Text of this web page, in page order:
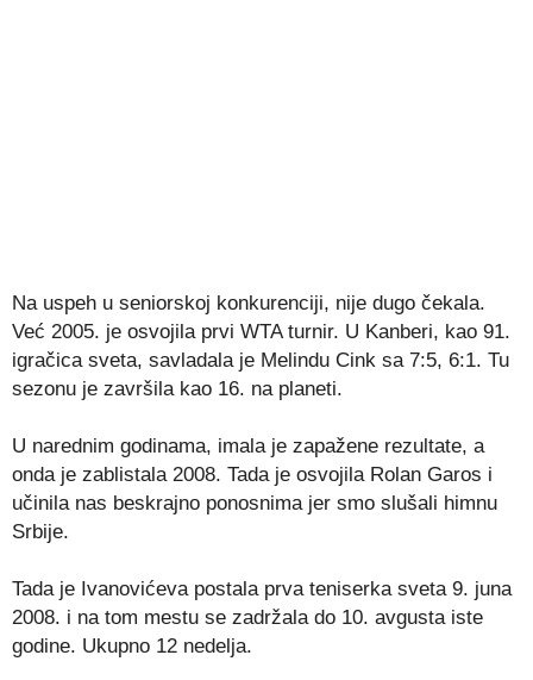
Na uspeh u seniorskoj konkurenciji, nije dugo čekala.
Već 2005. je osvojila prvi WTA turnir. U Kanberi, kao 91.
igračica sveta, savladala je Melindu Cink sa 7:5, 6:1. Tu
sezonu je završila kao 16. na planeti.
U narednim godinama, imala je zapažene rezultate, a
onda je zablistala 2008. Tada je osvojila Rolan Garos i
učinila nas beskrajno ponosnima jer smo slušali himnu
Srbije.
Tada je Ivanovićeva postala prva teniserka sveta 9. juna
2008. i na tom mestu se zadržala do 10. avgusta iste
godine. Ukupno 12 nedelja.